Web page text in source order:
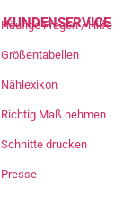
KUNDENSERVICE
Häufige Fragen / Hilfe
Größentabellen
Nählexikon
Richtig Maß nehmen
Schnitte drucken
Presse